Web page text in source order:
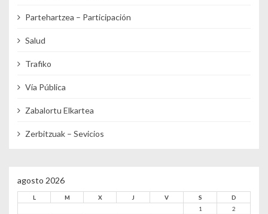
Partehartzea – Participación
Salud
Trafiko
Vía Pública
Zabalortu Elkartea
Zerbitzuak – Sevicios
agosto 2026
L M X J V S
D
1
2